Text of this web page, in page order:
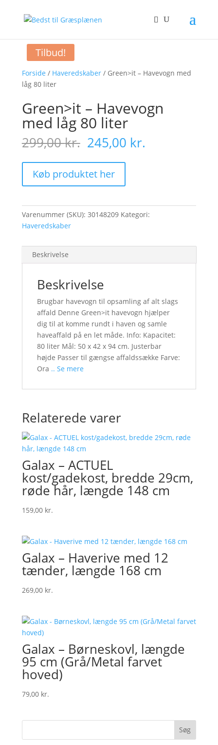
Forside / Haveredskaber/ Green>it – Havevogn med
låg 80 liter
Tilbud!
Green>it – Havevogn
med låg 80 liter
299,00kr. Original
price
was:
299,00 kr..
245,00 kr.
Køb produktet her
Varenummer (SKU): 30148209 Kategori:
Haveredskaber
Beskrivelse
Beskrivelse
Brugbar havevogn til opsamling af alt slags
affald Denne Green>it havevogn hjælper
dig til at komme rundt i haven og samle
haveaffald på en let måde. Info: Kapacitet:
80 liter Mål: 50 x 42 x 94 cm. Justerbar
højde Passer til gængse affaldssække Farve:
Ora .. Se mere
Relaterede varer
Galax – ACTUEL
kost/gadekost, bredde 29cm,
røde hår, længde 148 cm
159,00 kr.
Galax – Haverive med 12
tænder, længde 168 cm
269,00 kr.
Galax – Børneskovl, længde
95 cm (Grå/Metal farvet
hoved)
79,00 kr.
Søg